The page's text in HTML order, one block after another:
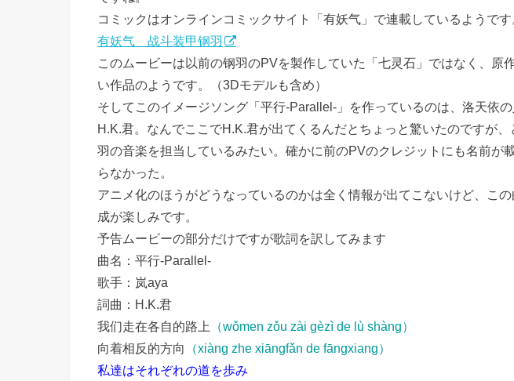
コミックはオンラインコミックサイト「有妖气」で連載しているようです
有妖气 战斗装甲钢羽
このムービーは以前の钢羽のPVを製作していた「七灵石」ではなく、原
い作品のようです。（3Dモデルも含め）
そしてこのイメージソング「平行-Parallel-」を作っているのは、洛天依
H.K.君。なんでここでH.K.君が出てくるんだとちょっと驚いたのですが
羽の音楽を担当しているみたい。確かに前のPVのクレジットにも名前が
らなかった。
アニメ化のほうがどうなっているのかは全く情報が出てこないけど、こ
成が楽しみです。
予告ムービーの部分だけですが歌詞を訳してみます
曲名：平行-Parallel-
歌手：岚aya
詞曲：H.K.君
我们走在各自的路上
（wǒmen zǒu zài gèzì de lù shàng）
向着相反的方向
（xiàng zhe xiāngfǎn de fāngxiang）
私達はそれぞれの道を歩み